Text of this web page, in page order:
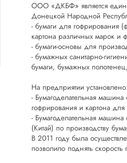
ООО «ДКБФ» является
Донецкой Народной
- бумаги для гофрирования
картона различных марок и
- бумаги-основы для
- бумажных санитарно-
бумаги, бумажных
На предприятии
- Бумагоделательная
гофрирования и картона
- Бумагоделательная
(Китай) по производству
В 2011 году была
позволило поднять